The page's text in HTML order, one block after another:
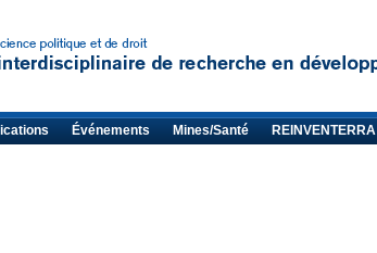
Événements Mines/Santé REINVENTERRA